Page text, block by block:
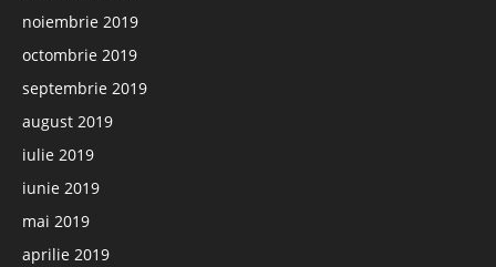
noiembrie 2019
octombrie 2019
septembrie 2019
august 2019
iulie 2019
iunie 2019
mai 2019
aprilie 2019